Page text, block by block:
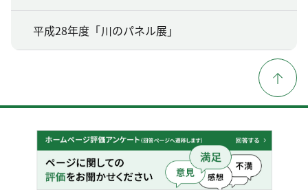
平成28年度「川のパネル展」